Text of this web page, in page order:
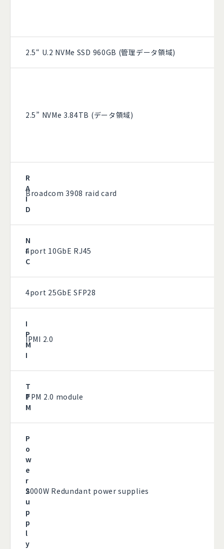
2.5“ U.2 NVMe SSD 960GB (管理データ領域)
2.5” NVMe 3.84TB (データ領域)
R
A
I
D
Broadcom 3908 raid card
N
I
C
4port 10GbE RJ45
4port 25GbE SFP28
I
P
M
I
IPMI 2.0
T
P
M
TPM 2.0 module
P
o
w
e
r
S
u
p
p
l
y
2000W Redundant power supplies